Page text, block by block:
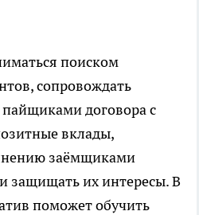
поиском
сопровождать
договора с
вклады,
заёмщиками
защищать их интересы. В
поможет обучить